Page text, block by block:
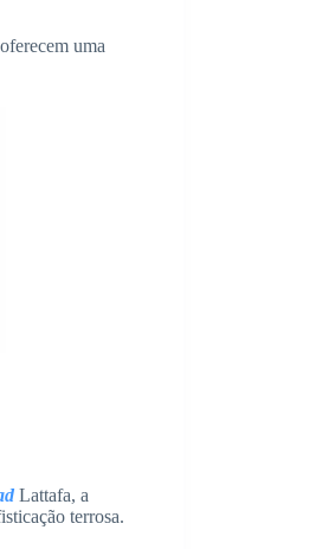
uma
Lattafa, a
terrosa.